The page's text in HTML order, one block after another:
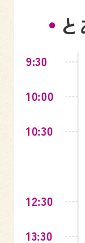
9:30
10:00
10:30
12:30
13:30